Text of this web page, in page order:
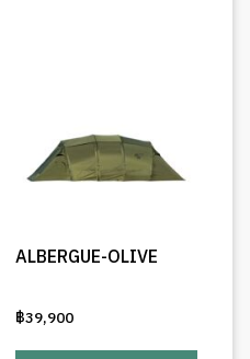
ALBERGUE-OLIVE
฿39,900